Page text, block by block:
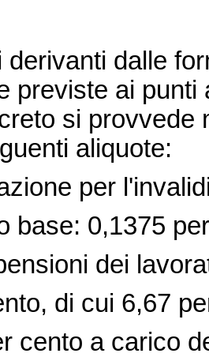
dalle
previste ai
si provvede
aliquote:
per
0,1375
dei
di cui 6,67
a carico